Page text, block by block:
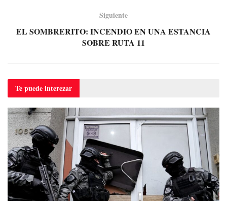
Siguiente
EL SOMBRERITO: INCENDIO EN UNA ESTANCIA
SOBRE RUTA 11
Te puedeinterezar